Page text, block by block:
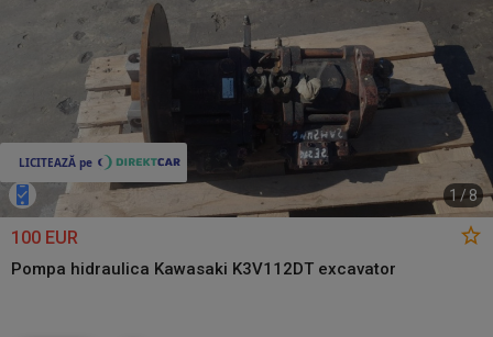
1 /8
100 EUR
Pompa hidraulica Kawasaki K3V112DT excavator